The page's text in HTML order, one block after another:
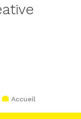
Accueil